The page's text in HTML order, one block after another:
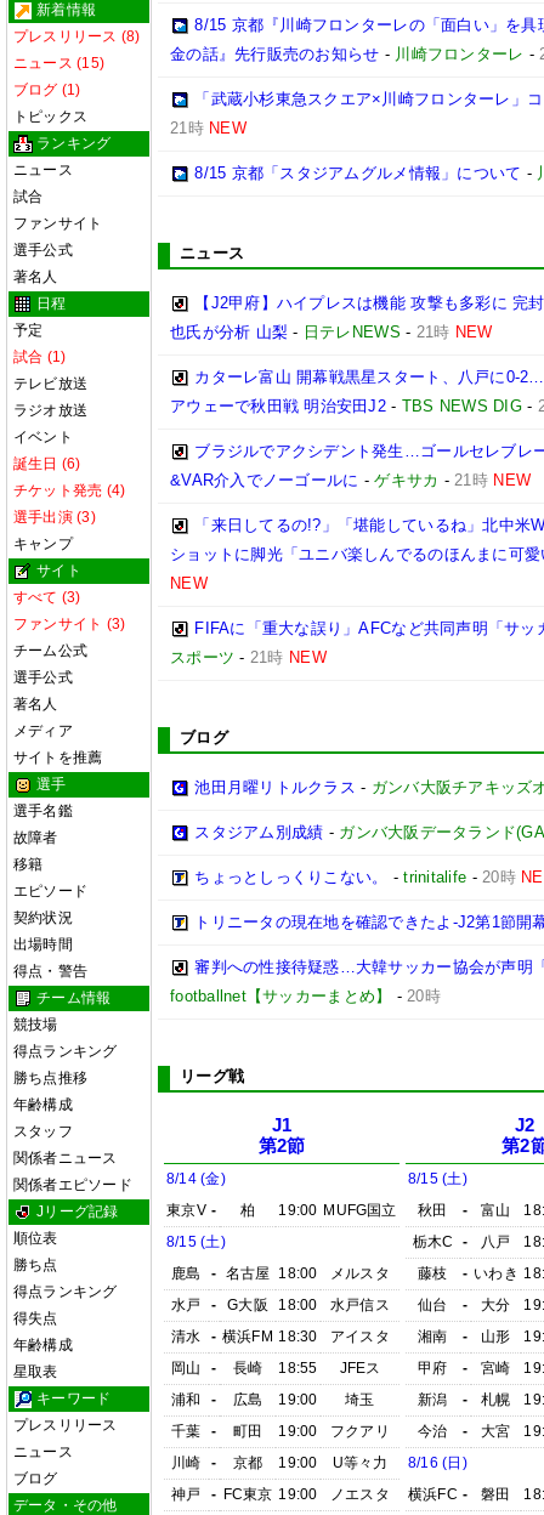
新着情報
プレスリリース (8)
ニュース (15)
ブログ (1)
トピックス
ランキング
ニュース
試合
ファンサイト
選手公式
著名人
日程
予定
試合 (1)
テレビ放送
ラジオ放送
イベント
誕生日 (6)
チケット発売 (4)
選手出演 (3)
キャンプ
サイト
すべて (3)
ファンサイト (3)
チーム公式
選手公式
著名人
メディア
サイトを推薦
選手
選手名鑑
故障者
移籍
エピソード
契約状況
出場時間
得点・警告
チーム情報
競技場
得点ランキング
勝ち点推移
年齢構成
スタッフ
関係者ニュース
関係者エピソード
Jリーグ記録
順位表
勝ち点
得点ランキング
得失点
年齢構成
星取表
キーワード
プレスリリース
ニュース
ブログ
データ・その他
8/15 京都『川崎フロンターレの「面白い」を
金の話』先行販売のお知らせ - 川崎フロンターレ -
「武蔵小杉東急スクエア×川崎フロンターレ」
21時 NEW
8/15 京都「スタジアムグルメ情報」について -
ニュース
【J2甲府】ハイプレスは機能 攻撃も多彩に 完
也氏が分析 山梨 - 日テレNEWS - 21時 NEW
カターレ富山 開幕戦黒星スタート、八戸に0-
アウェーで秋田戦 明治安田J2 - TBS NEWS DIG -
ブラジルでアクシデント発生…ゴールセレブレ
&VAR介入でノーゴールに -ゲキサカ -21時 NEW
「来日してるの!?」「堪能しているね」北中
ショットに脚光「ユニバ楽しんでるのほんまに可愛
NEW
FIFAに「重大な誤り」AFCなど共同声明「サ
スポーツ - 21時 NEW
ブログ
池田月曜リトルクラス - ガンバ大阪チアキッズ
スタジアム別成績 - ガンバ大阪データランド
ちょっとしっくりこない。 -trinitalife -20時
トリニータの現在地を確認できたよ-J2第1節開
審判への性接待疑惑…大韓サッカー協会が声明
footballnet【サッカーまとめ】
-20時
リーグ戦
J1
第2節
8/14 (金)
東京V - 柏 19:00 MUFG国立
8/15 (土)
鹿島
- 名古屋 18:00
メルスタ
水戸
- G大阪 18:00
水戸信ス
清水
- 横浜FM 18:30
アイスタ
岡山
- 長崎 18:55
JFEス
浦和
- 広島 19:00
埼玉
千葉
- 町田 19:00
フクアリ
川崎
- 京都 19:00
U等々力
神戸
- FC東京 19:00
ノエスタ
J2
第2
8/15 (土)
秋田
- 富山
栃木C
- 八戸
藤枝
- いわき
仙台
- 大分
湘南
- 山形
甲府
- 宮崎
新潟
- 札幌
今治
- 大宮
8/16 (日)
横浜FC - 磐田